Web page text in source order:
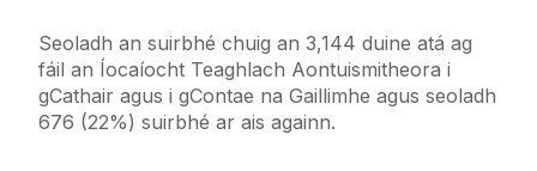
Seoladh an suirbhé chuig an 3,144 duine atá ag
fáil an Íocaíocht Teaghlach Aontuismitheora i
gCathair agus i gContae na Gaillimhe agus seoladh
676 (22%) suirbhé ar ais againn.